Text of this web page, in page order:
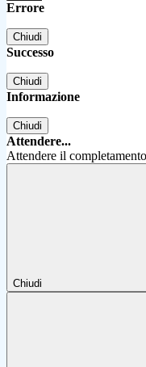
Errore
Chiudi
Successo
Chiudi
Informazione
Chiudi
Attendere...
Attendere il
Chiudi